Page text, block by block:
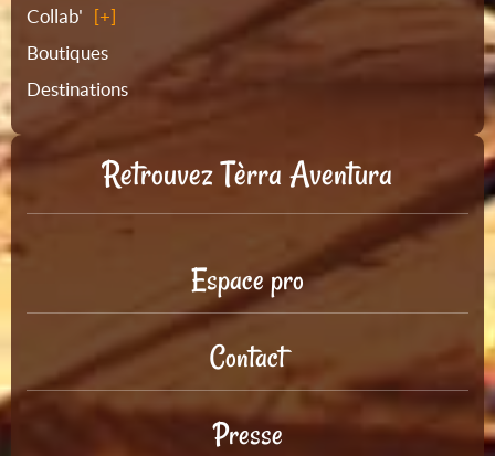
Collab'
Boutiques
Destinations
Retrouvez Tèrra Aventura
Espace pro
Contact
Presse